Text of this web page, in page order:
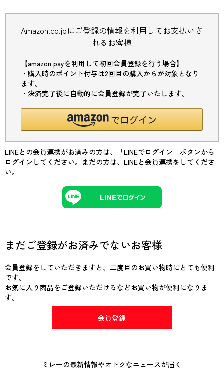
Amazon.co.jpにご登録の情報を利用してお支払いさ
れるお客様
【amazon payを利用して初回会員登録を行う場合】
・購入時のポイント付与は2回目の購入からが対象となり
ます。
・決済完了後に自動的に会員登録が完了いたします。
LINEとの会員連携がお済みの方は、「LINEでログイン」ボタンから
ログインしてください。まだの方は、 LINEと会員連携をしてくださ
い。
まだご登録がお済みでないお客様
会員登録をしていただきますと、二度目のお買い物時にとても便利
です。
お気に入り商品をご登録いただけるなどお買い物が便利になりま
す。
会員登録
ミレーの最新情報やオトクなニュースが届く